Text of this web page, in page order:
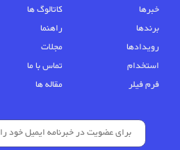
خبرها
کاتالوگ ها
برندها
راهنما
رویدادها
مجلات
استخدام
تماس با ما
فرم فیلر
مقاله ها